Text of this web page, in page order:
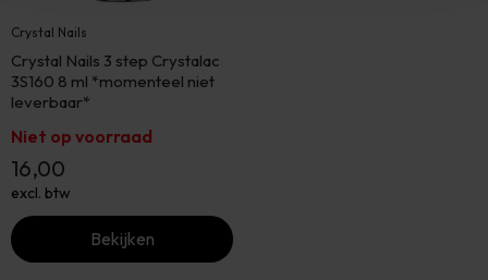
Crystal Nails
Crystal Nails 3 step Crystalac
3S160 8 ml *momenteel niet
leverbaar*
Niet op voorraad
16,00
excl. btw
Bekijken